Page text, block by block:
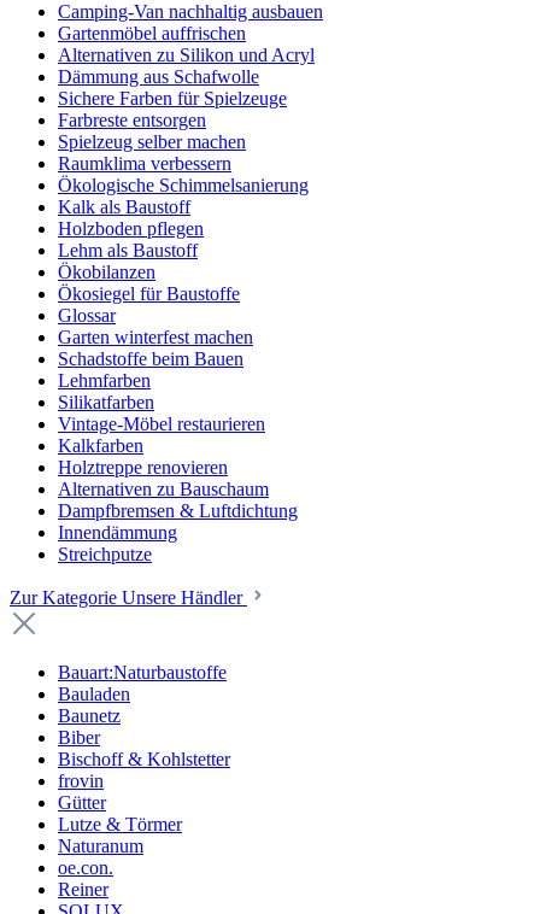
Camping-Van nachhaltig ausbauen
Gartenmöbel auffrischen
Alternativen zu Silikon und Acryl
Dämmung aus Schafwolle
Sichere Farben für Spielzeuge
Farbreste entsorgen
Spielzeug selber machen
Raumklima verbessern
Ökologische Schimmelsanierung
Kalk als Baustoff
Holzboden pflegen
Lehm als Baustoff
Ökobilanzen
Ökosiegel für Baustoffe
Glossar
Garten winterfest machen
Schadstoffe beim Bauen
Lehmfarben
Silikatfarben
Vintage-Möbel restaurieren
Kalkfarben
Holztreppe renovieren
Alternativen zu Bauschaum
Dampfbremsen & Luftdichtung
Innendämmung
Streichputze
Zur Kategorie Unsere Händler
Bauart:Naturbaustoffe
Bauladen
Baunetz
Biber
Bischoff & Kohlstetter
frovin
Gütter
Lutze & Törmer
Naturanum
oe.con.
Reiner